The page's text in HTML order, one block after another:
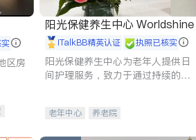
区房
阳光保健养生中心 Worldshine
iTalkBB精英认证 执照已核实
阳光保健养生中心为老年人提供日
间护理服务，致力于通过持续的护
老年中心 养老院